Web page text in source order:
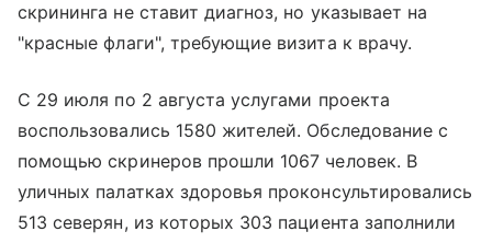
скрининга не ставит диагноз, но указывает на
"красные флаги", требующие визита к врачу.
С 29 июля по 2 августа услугами проекта
воспользовались 1580 жителей. Обследование с
помощью скринеров прошли 1067 человек. В
уличных палатках здоровья проконсультировались
513 северян, из которых 303 пациента заполнили